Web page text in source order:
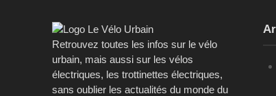
Retrouvez toutes les infos sur le vélo
urbain, mais aussi sur les vélos
électriques, les trottinettes électriques,
sans oublier les actualités du monde du